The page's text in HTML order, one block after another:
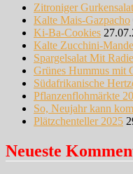
Zitroniger
Kalte Mais-Gazpacho
Ki-Ba-Cookies
Kalte Zucchini-
Spargelsalat Mit
Grünes Hummus mit
Südafrikanische
Pflanzenflohmärkte
So, Neujahr kann
Plätzchenteller 2025
Neueste